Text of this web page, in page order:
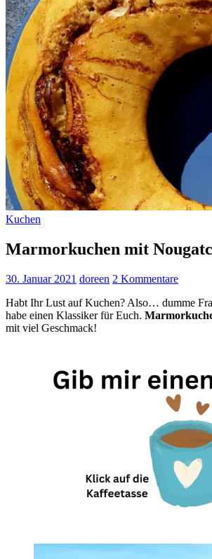
Kuchen
Marmorkuchen mit
30. Januar 2021 doreen 2 Kommentare
Habt Ihr Lust auf Kuchen? Also… dumme
habe einen Klassiker für Euch.
mit viel Geschmack!